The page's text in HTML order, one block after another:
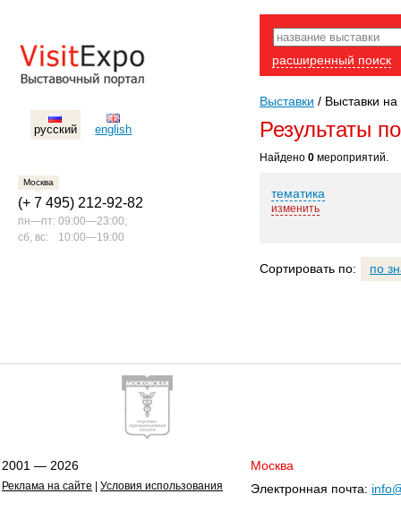
русский english
Москва
(+ 7 495) 212-92-82
пн—пт: 09:00—23:00;
сб, вс:
10:00—19:00
расширенный поиск
Выставки / Выставки
Результаты
Найдено 0 мероприятий.
тематика
изменить
Сортировать по: по
2001 — 2026
Реклама на сайте Условия использования
Москва
Электронная почта: